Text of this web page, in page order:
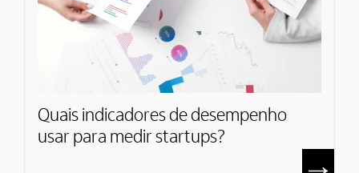
Quais indicadores de desempenho
usar para medir startups?